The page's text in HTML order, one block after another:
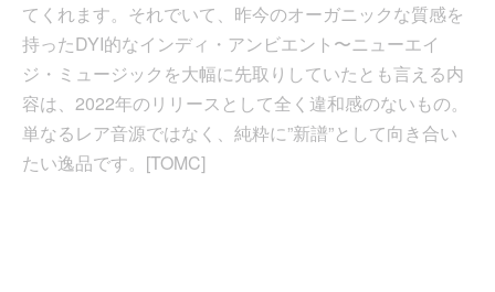
てくれます。それでいて、昨今のオーガニックな質感を
持ったDYI的なインディ・アンビエント〜ニューエイ
ジ・ミュージックを大幅に先取りしていたとも言える内
容は、2022年のリリースとして全く違和感のないもの。
単なるレア音源ではなく、純粋に”新譜”として向き合い
たい逸品です。[TOMC]